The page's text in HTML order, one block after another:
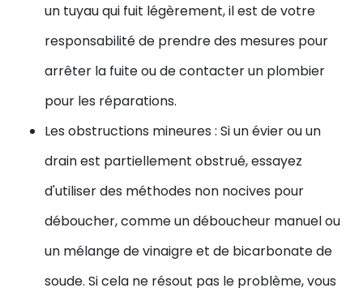
un tuyau qui fuit légèrement, il est de votre
responsabilité de prendre des mesures pour
arrêter la fuite ou de contacter un plombier
pour les réparations.
Les obstructions mineures : Si un évier ou un
drain est partiellement obstrué, essayez
d'utiliser des méthodes non nocives pour
déboucher, comme un déboucheur manuel ou
un mélange de vinaigre et de bicarbonate de
soude. Si cela ne résout pas le problème, vous